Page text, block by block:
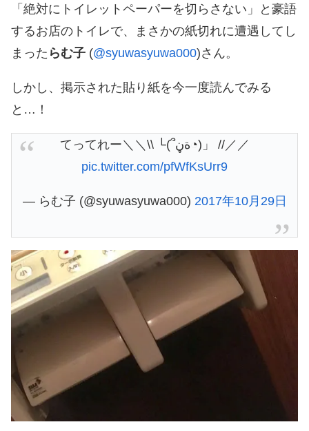
「絶対にトイレットペーパーを切らさない」と豪語
するお店のトイレで、まさかの紙切れに遭遇してし
まった らむ子 (@syuwasyuwa000)さん。
しかし、掲示された貼り紙を今一度読んでみる
と…！
てってれー＼＼\\ └(՞ةڼ◔)」 //／／
pic.twitter.com/pfWfKsUrr9
— らむ子 (@syuwasyuwa000) 2017年10月29日